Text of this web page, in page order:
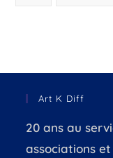
Art K Diff
20 ans au
associations